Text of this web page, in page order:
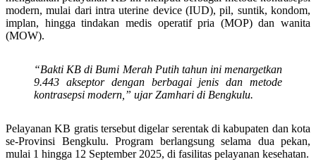
modern, mulai dari intra uterine device (IUD), pil, suntik, kondom,
implan, hingga tindakan medis operatif pria (MOP) dan wanita
(MOW).
“Bakti KB di Bumi Merah Putih tahun ini menargetkan
9.443 akseptor dengan berbagai jenis dan metode
kontrasepsi modern,” ujar Zamhari di Bengkulu.
Pelayanan KB gratis tersebut digelar serentak di kabupaten dan kota
se-Provinsi Bengkulu. Program berlangsung selama dua pekan,
mulai 1 hingga 12 September 2025, di fasilitas pelayanan kesehatan.